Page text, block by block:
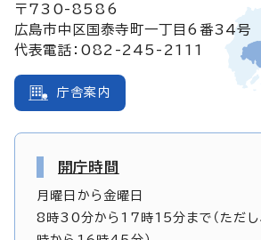
〒730-8586
広島市中区国泰寺町一丁目6番34号
代表電話：082-245-2111
庁舎案内
開庁時間
月曜日から金曜日
8時30分から17時15分まで（ただし